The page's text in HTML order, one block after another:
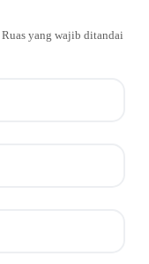
Ruas yang wajib ditandai